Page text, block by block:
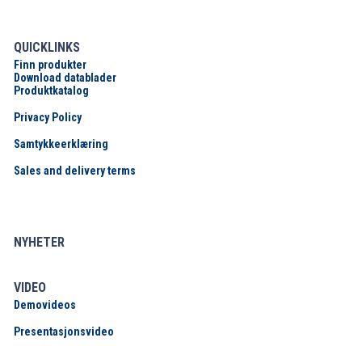
QUICKLINKS
Finn produkter
Download datablader
Produktkatalog
Privacy Policy
Samtykkeerklæring
Sales and delivery terms
NYHETER
VIDEO
Demovideos
Presentasjonsvideo